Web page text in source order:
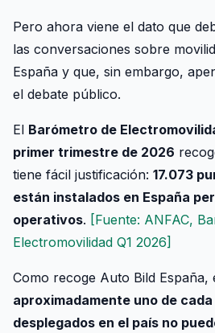
Pero ahora viene el dato que
las conversaciones sobre
España y que, sin embargo,
el debate público.
El Barómetro de
primer trimestre de 2026
tiene fácil justificación: 17.073
están instalados en España
operativos. [Fuente: ANFAC,
Electromovilidad Q1 2026]
Como recoge Auto Bild España,
aproximadamente uno de
desplegados en el país no